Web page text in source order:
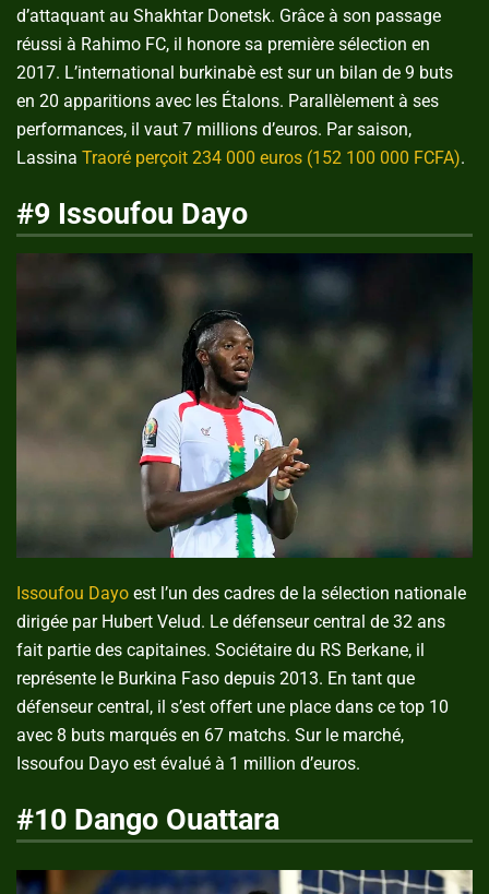
d’attaquant au Shakhtar Donetsk. Grâce à son passage
réussi à Rahimo FC, il honore sa première sélection en
2017. L’international burkinabè est sur un bilan de 9 buts
en 20 apparitions avec les Étalons. Parallèlement à ses
performances, il vaut 7 millions d’euros. Par saison,
Lassina Traoré perçoit 234 000 euros (152 100 000 FCFA).
#9 Issoufou Dayo
Issoufou Dayo est l’un des cadres de la sélection nationale
dirigée par Hubert Velud. Le défenseur central de 32 ans
fait partie des capitaines. Sociétaire du RS Berkane, il
représente le Burkina Faso depuis 2013. En tant que
défenseur central, il s’est offert une place dans ce top 10
avec 8 buts marqués en 67 matchs. Sur le marché,
Issoufou Dayo est évalué à 1 million d’euros.
#10 Dango Ouattara